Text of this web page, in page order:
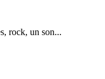
rock, un son...